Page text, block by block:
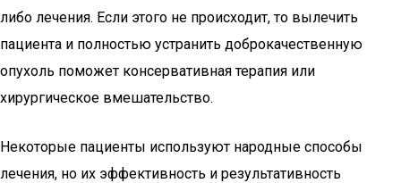
либо лечения. Если этого не происходит, то вылечить
пациента и полностью устранить доброкачественную
опухоль поможет консервативная терапия или
хирургическое вмешательство.
Некоторые пациенты используют народные способы
лечения, но их эффективность и результативность